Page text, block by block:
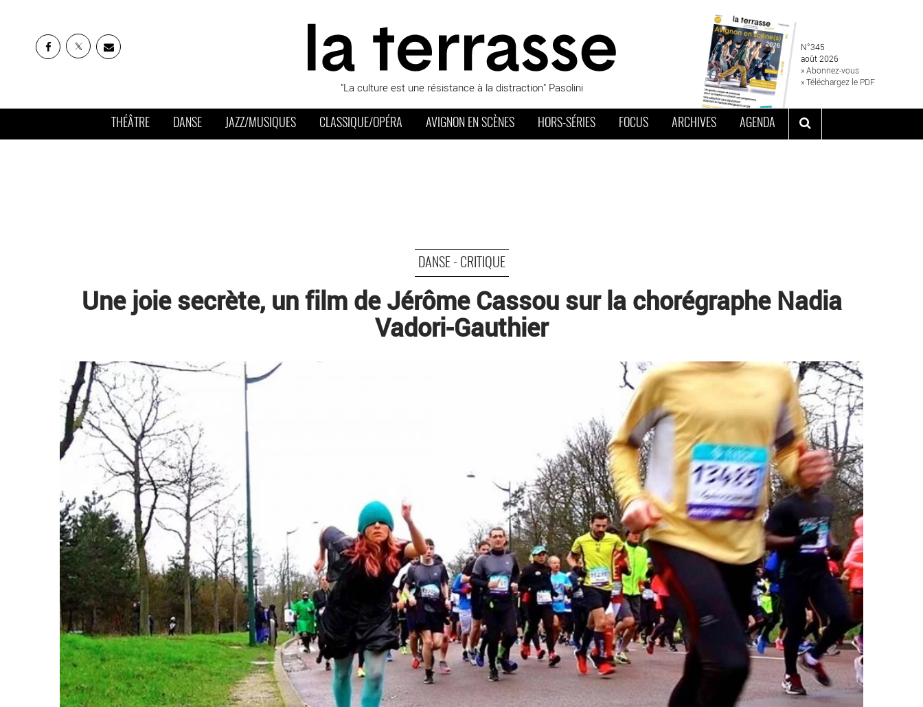
"La culture est une résistance à la distraction" Pasolini
N°345
août 2026
» Abonnez-vous
» Téléchargez le PDF
THÉÂTRE DANSE JAZZ/MUSIQUES CLASSIQUE/OPÉRA AVIGNON EN SCÈNES HORS-SÉRIES FOCUS ARCHIVES AGENDA
DANSE - CRITIQUE
Une joie secrète, un film de Jérôme Cassou sur la chorégraphe Nadia
Vadori-Gauthier